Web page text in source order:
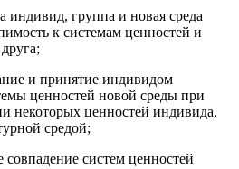
индивид, группа и новая среда
к системам ценностей и
и принятие индивидом
ценностей новой среды при
некоторых ценностей индивида,
средой;
совпадение систем ценностей